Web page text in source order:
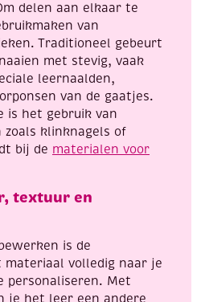
delen aan elkaar te
van
Traditioneel gebeurt
met stevig, vaak
leernaalden,
van de gaatjes.
is het gebruik van
klinknagels of
bij de materialen voor
textuur en
is de
materiaal volledig naar je
personaliseren. Met
je het leer een andere